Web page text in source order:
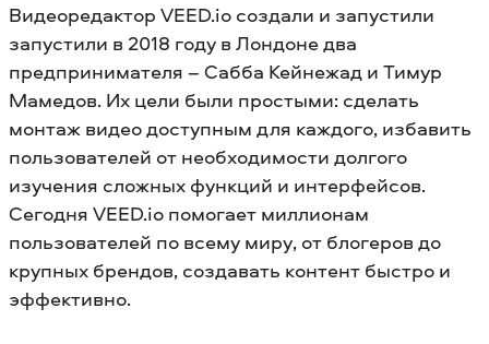
Видеоредактор VEED.io создали и запустили
запустили в 2018 году в Лондоне два
предпринимателя – Сабба Кейнежад и Тимур
Мамедов. Их цели были простыми: сделать
монтаж видео доступным для каждого, избавить
пользователей от необходимости долгого
изучения сложных функций и интерфейсов.
Сегодня VEED.io помогает миллионам
пользователей по всему миру, от блогеров до
крупных брендов, создавать контент быстро и
эффективно.